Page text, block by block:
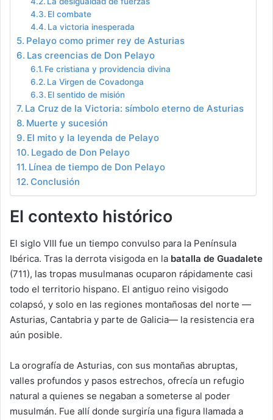
El combate
La victoria inesperada
Pelayo como primer rey de Asturias
Las creencias de Don Pelayo
Fe cristiana y providencia divina
La Virgen de Covadonga
El sentido de misión
La Cruz de la Victoria: símbolo eterno de Asturias
Muerte y sucesión
El mito y la leyenda de Pelayo
Legado de Don Pelayo
Línea de tiempo de Don Pelayo
Conclusión
El contexto histórico
El siglo VIII fue un tiempo convulso para la Península
Ibérica. Tras la derrota visigoda en la batalla de Guadalete
(711), las tropas musulmanas ocuparon rápidamente casi
todo el territorio hispano. El antiguo reino visigodo
colapsó, y solo en las regiones montañosas del norte —
Asturias, Cantabria y parte de Galicia— la resistencia era
aún posible.
La orografía de Asturias, con sus montañas abruptas,
valles profundos y pasos estrechos, ofrecía un refugio
natural a quienes se negaban a someterse al poder
musulmán. Fue allí donde surgiría una figura llamada a